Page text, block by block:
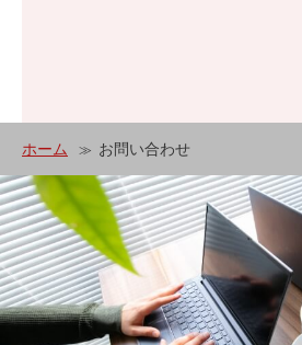
子メールや資料のご送付に利用致
個人情報の第三者への開示・提供
当社は、お客様よりお預かりした
管理し、次のいずれかに該当する
情報を第三者に開示致しません。
・お客様の同意がある場合
・お客様が希望されるサービスを
ホーム お問い合わせ